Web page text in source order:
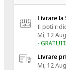
Livrare la
Il poti
Mi, 12 Aug
-
Livrare
Mi, 12